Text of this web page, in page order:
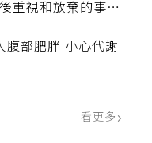
重視和放棄的事：
腹部肥胖 小心代謝